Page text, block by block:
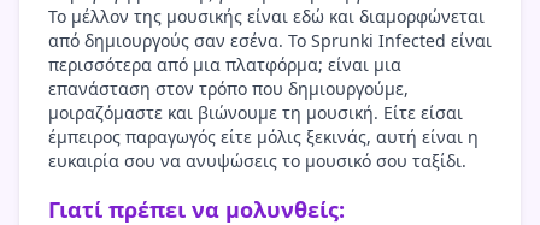
Το μέλλον της μουσικής είναι εδώ και διαμορφώνεται
από δημιουργούς σαν εσένα. Το Sprunki Infected είναι
περισσότερα από μια πλατφόρμα; είναι μια
επανάσταση στον τρόπο που δημιουργούμε,
μοιραζόμαστε και βιώνουμε τη μουσική. Είτε είσαι
έμπειρος παραγωγός είτε μόλις ξεκινάς, αυτή είναι η
ευκαιρία σου να ανυψώσεις το μουσικό σου ταξίδι.
Γιατί πρέπει να μολυνθείς: